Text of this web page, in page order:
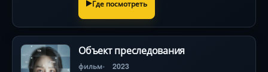
Где посмотреть
Объект преследования
фильм 2023